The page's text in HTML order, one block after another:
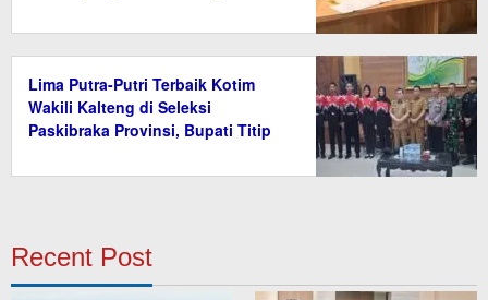
Lima Putra-Putri Terbaik Kotim
Wakili Kalteng di Seleksi
Paskibraka Provinsi, Bupati Titip
Recent Post